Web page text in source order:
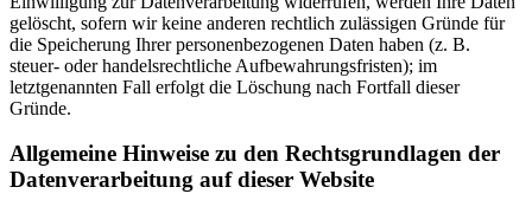
gelöscht, sofern wir keine anderen rechtlich zulässigen Gründe für
die Speicherung Ihrer personenbezogenen Daten haben (z. B.
steuer- oder handelsrechtliche Aufbewahrungsfristen); im
letztgenannten Fall erfolgt die Löschung nach Fortfall dieser
Gründe.
Allgemeine Hinweise zu den Rechtsgrundlagen der
Datenverarbeitung auf dieser Website